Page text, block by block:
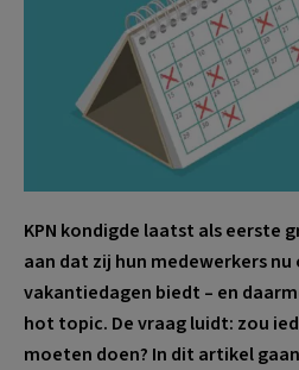
KPN kondigde laatst als eerste
aan dat zij hun medewerkers
vakantiedagen biedt – en
hot topic. De vraag luidt: zou
moeten doen? In dit artikel